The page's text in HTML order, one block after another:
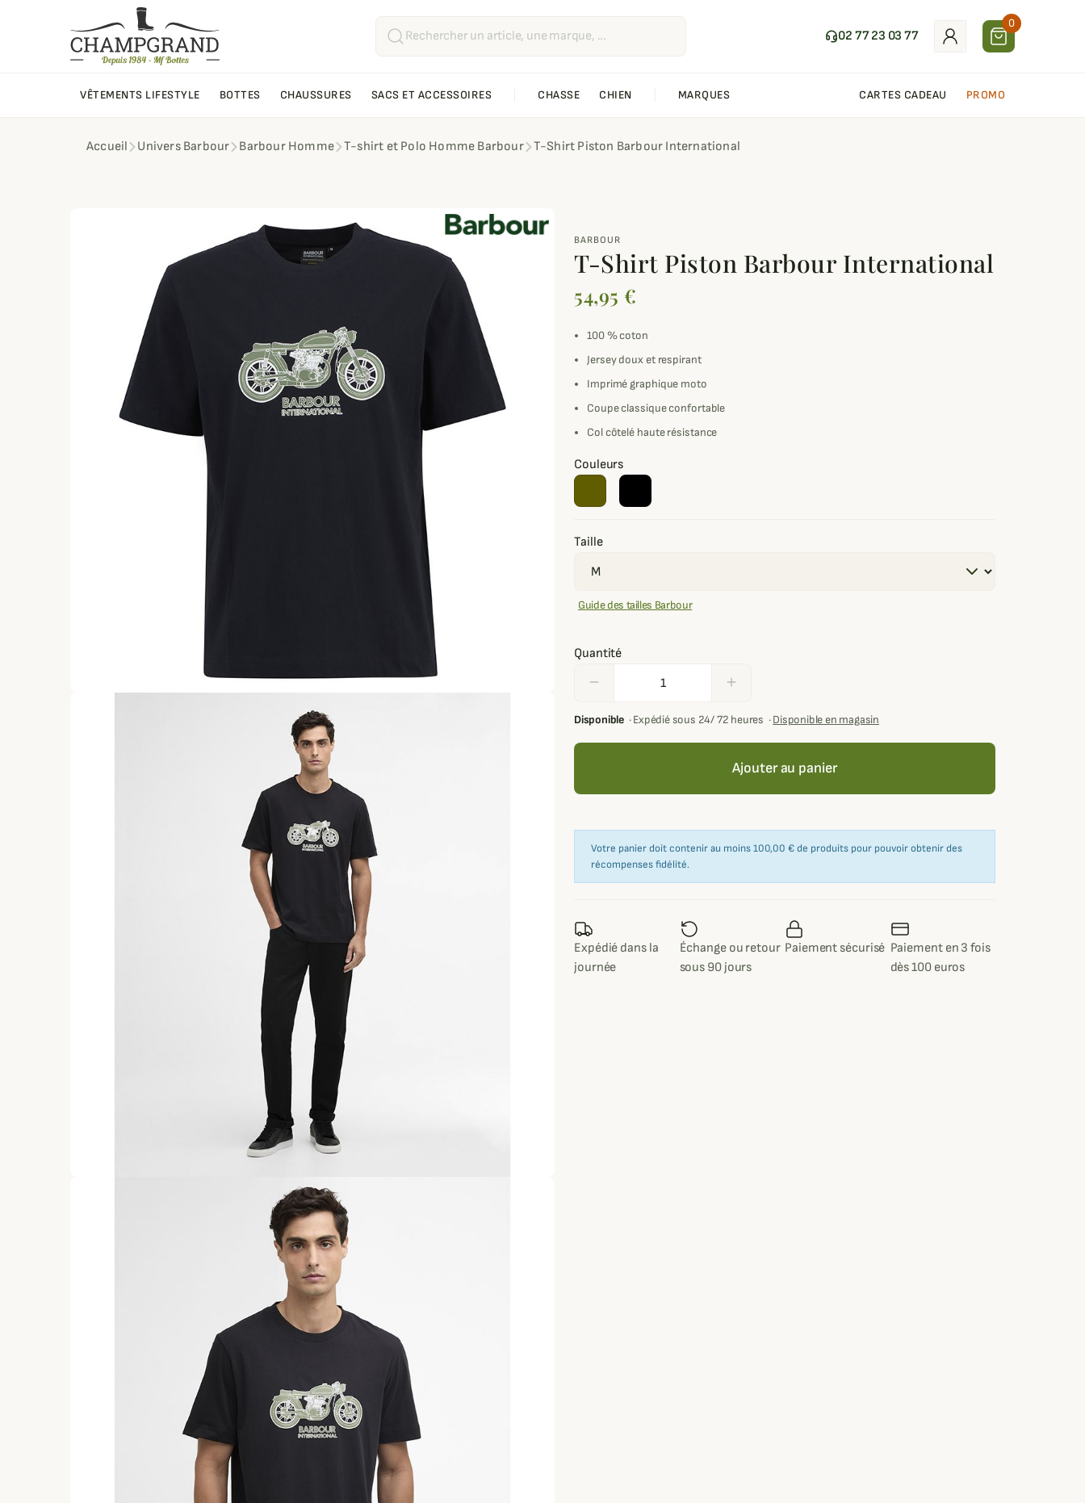
02 77 23 03 77
0
VÊTEMENTS LIFESTYLE BOTTES CHAUSSURES SACS ET ACCESSOIRES CHASSE CHIEN MARQUES CARTES CADEAU PROMO
Accueil Univers Barbour Barbour Homme T-shirt et Polo Homme Barbour T-Shirt Piston Barbour International
BARBOUR
T-Shirt Piston Barbour International
54,95 €
100 % coton
Jersey doux et respirant
Imprimé graphique moto
Coupe classique confortable
Col côtelé haute résistance
Couleurs
Taille
Guide des tailles Barbour
Quantité
remove add
Disponible ·Expédié sous 24/ 72 heures ·Disponible en magasin
Ajouter au panier
Votre panier doit contenir au moins 100,00 € de produits pour pouvoir obtenir des
récompenses fidélité.
Expédié dans la
journée
Échange ou retour
sous 90 jours
Paiement sécurisé Paiement en 3 fois
dès 100 euros